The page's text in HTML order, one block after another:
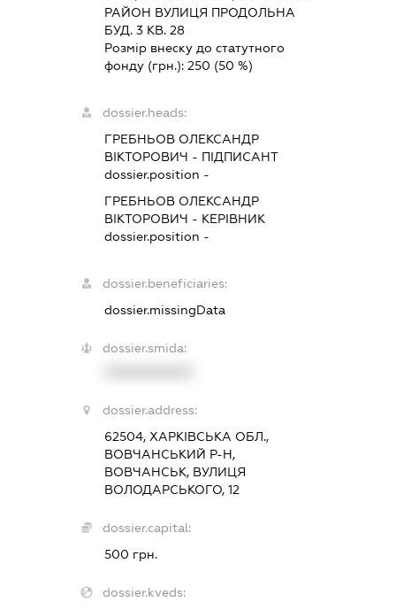
РАЙОН ВУЛИЦЯ ПРОДОЛЬНА
БУД. 3 КВ. 28
Розмір внеску до статутного
фонду (грн.):250 (50 %)
dossier.heads:
ГРЕБНЬОВ ОЛЕКСАНДР
ВІКТОРОВИЧ - ПІДПИСАНТ
dossier.position -
ГРЕБНЬОВ ОЛЕКСАНДР
ВІКТОРОВИЧ - КЕРІВНИК
dossier.position -
dossier.beneficiaries:
dossier.missingData
dossier.smida:
dossier.address:
62504, ХАРКІВСЬКА ОБЛ.,
ВОВЧАНСЬКИЙ Р-Н,
ВОВЧАНСЬК, ВУЛИЦЯ
ВОЛОДАРСЬКОГО, 12
dossier.capital:
500 грн.
dossier.kveds: